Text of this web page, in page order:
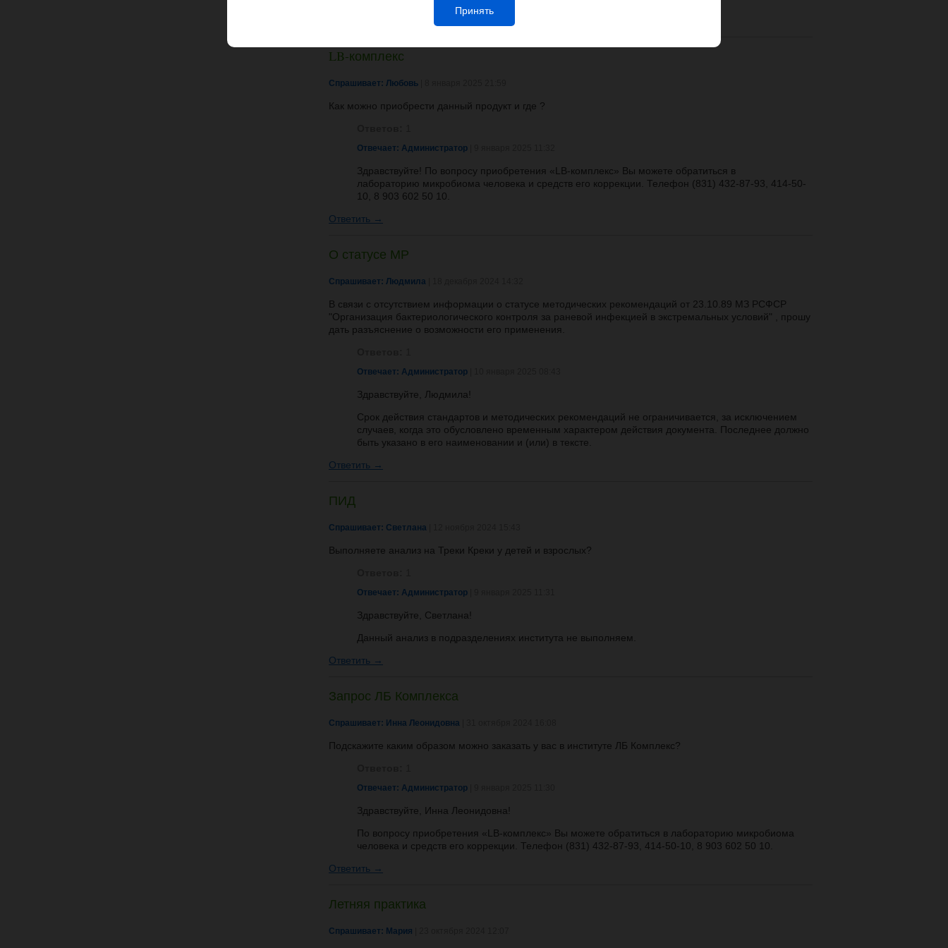
LB-комплекс
Спрашивает: Любовь
Как можно приобрести данный продукт и где ?
Отвечает: Администратор
Здравствуйте! По вопросу приобретения «LB-комплекс» Вы можете обратиться в
лабораторию микробиома человека и средств его коррекции. Телефон (831) 432-87-93, 414-50-
10, 8 903 602 50 10.
Ответить →
О статусе МР
Спрашивает: Людмила
В связи с отсутствием информации о статусе методических рекомендаций от 23.10.89 МЗ РСФСР
"Организация бактериологического контроля за раневой инфекцией в экстремальных условий" , прошу
дать разъяснение о возможности его применения.
Отвечает: Администратор
Здравствуйте, Людмила!
Срок действия стандартов и методических рекомендаций не ограничивается, за исключением
случаев, когда это обусловлено временным характером действия документа. Последнее должно
быть указано в его наименовании и (или) в тексте.
Ответить →
ПИД
Спрашивает: Светлана
Выполняете анализ на Треки Креки у детей и взрослых?
Отвечает: Администратор
Здравствуйте, Светлана!
Данный анализ в подразделениях института не выполняем.
Ответить →
Запрос ЛБ Комплекса
Спрашивает: Инна Леонидовна
Подскажите каким образом можно заказать у вас в институте ЛБ Комплекс?
Отвечает: Администратор
Здравствуйте, Инна Леонидовна!
По вопросу приобретения «LB-комплекс» Вы можете обратиться в лабораторию микробиома
человека и средств его коррекции. Телефон (831) 432-87-93, 414-50-10, 8 903 602 50 10.
Ответить →
Летняя практика
Спрашивает: Мария
Принять